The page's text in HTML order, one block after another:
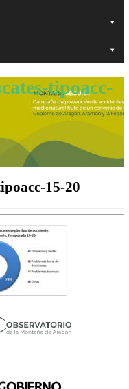
tipoacc-
15-20